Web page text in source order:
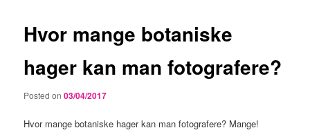
Hvor mange botaniske
hager kan man fotografere?
Posted on03/04/2017
Hvor mange botaniske hager kan man fotografere? Mange!